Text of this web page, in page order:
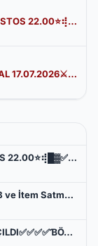
⢾█▓ ✪ ✅HeavenKO.com ✅▓█⡷⭐7 AĞUSTOS 22.00⭐⢾█▓✅ÜCRETSİZ GENİE LOOT✅▓█⡷⭐AKADEMİ⭐DX11
⚔️ko2me.com⚔️ v1299 ⚔️DİEZ ⚔️ OFFİCAL 17.07.2026⚔️ JAPKO DRAKİ SERVER
✪ ✅EskoGame.org ✅▓█⡷⭐14 AĞUSTOS 22.00⭐⢾█▓✅ERKEN KAYITA VİP PAKET HEDİYE !✅▓█⡷👉 v25XX FARM 👈
❌ DIEZKO ❌ ▌24xx USKO Ayarında ▌GB ve İtem Satmak Yasak! ▌Trina Switch Pre Yok! ▌Beta bu Cuma
✅✅ +300 ONLİNE HOMEKO BU GÜN AÇILDI✅✅✅✅ƁÖYLE BIR SERVER YOK ✅✅✅✅MYTHKO